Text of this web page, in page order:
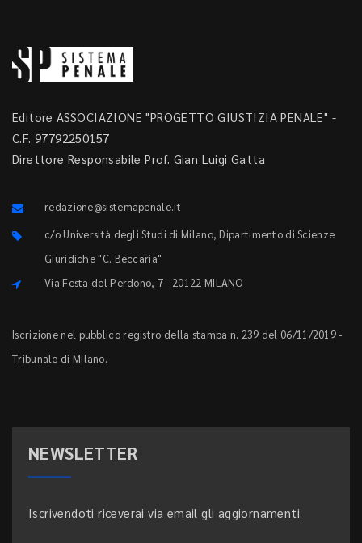
Editore ASSOCIAZIONE "PROGETTO GIUSTIZIA PENALE" -
C.F. 97792250157
Direttore Responsabile Prof. Gian Luigi Gatta
redazione@sistemapenale.it
c/o Università degli Studi di Milano, Dipartimento di Scienze
Giuridiche "C. Beccaria"
Via Festa del Perdono, 7 - 20122 MILANO
Iscrizione nel pubblico registro della stampa n. 239 del 06/11/2019 -
Tribunale di Milano.
NEWSLETTER
Iscrivendoti riceverai via email gli aggiornamenti.